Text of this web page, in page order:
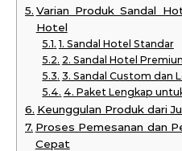
Varian Produk Sandal
Hotel
1. Sandal Hotel Standar
2. Sandal Hotel
3. Sandal Custom dan
4. Paket Lengkap
Keunggulan Produk dari
Proses Pemesanan dan
Cepat